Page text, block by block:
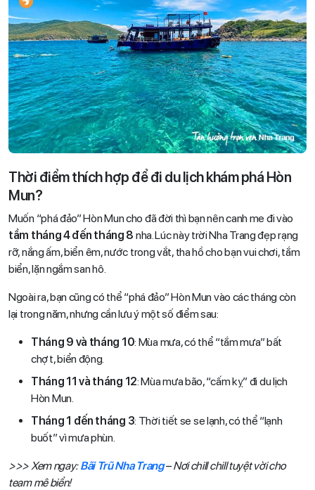
Thời điểm thích hợp để đi du lịch khám phá Hòn
Mun?
Muốn “phá đảo” Hòn Mun cho đã đời thì bạn nên canh me đi vào
tầm tháng 4 đến tháng 8 nha. Lúc này trời Nha Trang đẹp rạng
rỡ, nắng ấm, biển êm, nước trong vắt, tha hồ cho bạn vui chơi, tắm
biển, lặn ngắm san hô.
Ngoài ra, bạn cũng có thể “phá đảo” Hòn Mun vào các tháng còn
lại trong năm, nhưng cần lưu ý một số điểm sau:
Tháng 9 và tháng 10: Mùa mưa, có thể “tắm mưa” bất
chợt, biển động.
Tháng 11 và tháng 12: Mùa mưa bão, “cấm kỵ” đi du lịch
Hòn Mun.
Tháng 1 đến tháng 3: Thời tiết se se lạnh, có thể “lạnh
buốt” vì mưa phùn.
>>> Xem ngay:Bãi Trũ Nha Trang– Nơi chill chill tuyệt vời cho
team mê biển!